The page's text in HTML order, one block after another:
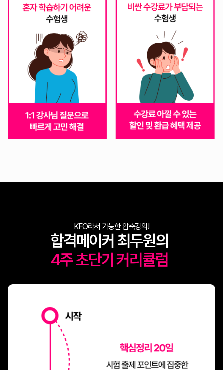
KFO라서 가능한 압축강의!
합격메이커 최두원의
4주 초단기 커리큘럼